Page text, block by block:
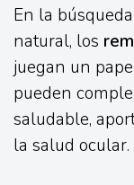
En la
natural, los
juegan un
pueden
saludable,
la salud ocular.